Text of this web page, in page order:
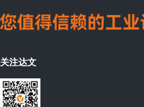
关注达文